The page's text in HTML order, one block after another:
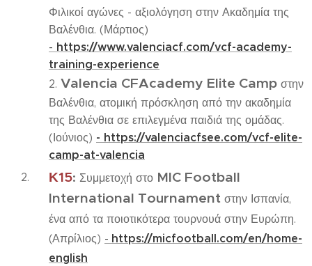
Φιλικοί αγώνες - αξιολόγηση στην Ακαδημία της
Βαλένθια. (Μάρτιος)
- https://www.valenciacf.com/vcf-academy-
training-experience
2. Valencia CFAcademy Elite Camp στην
Βαλένθια, ατομική πρόσκληση από την ακαδημία
της Βαλένθια σε επιλεγμένα παιδιά της ομάδας.
(Ιούνιος) - https://valenciacfsee.com/vcf-elite-
camp-at-valencia
Κ15: Συμμετοχή στο MIC Football
International Tournament στην Ισπανία,
ένα από τα ποιοτικότερα τουρνουά στην Ευρώπη.
(Απρίλιος) - https://micfootball.com/en/home-
english